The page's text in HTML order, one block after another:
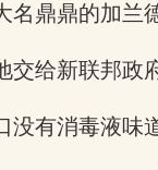
鼎鼎的加兰
给新联邦政
有消毒液味